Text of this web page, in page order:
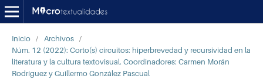
Inicio / Archivos /
Núm. 12 (2022): Corto(s) circuitos: hiperbrevedad y recursividad en la
literatura y la cultura textovisual. Coordinadores: Carmen Morán
Rodríguez y Guillermo González Pascual